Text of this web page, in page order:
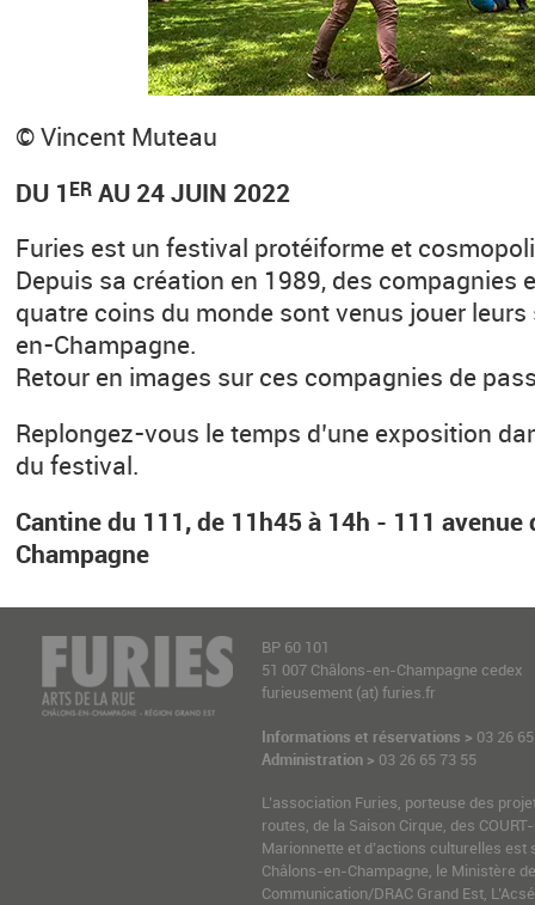
© Vincent Muteau
DU 1ER AU 24 JUIN 2022
Furies est un festival protéiforme et
Depuis sa création en 1989, des compagnies
quatre coins du monde sont venus jouer
en-Champagne.
Retour en images sur ces compagnies de
Replongez-vous le temps d’une exposition
du festival.
Cantine du 111, de 11h45 à 14h - 111
Champagne
BP 60 101
51 007 Châlons-en-Champagne cedex
furieusement (at) furies.fr
Informations et réservations > 03 26
Administration > 03 26 65 73 55
L’association Furies, porteuse des
routes, de la Saison Cirque, des
Marionnette et d’actions culturelles est
Châlons-en-Champagne, le Ministère
Communication/DRAC Grand Est,